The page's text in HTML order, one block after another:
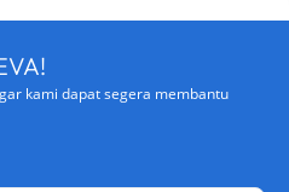
kami dapat segera membantu